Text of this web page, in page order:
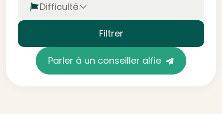
Difficulté
Filtrer
Parler à un conseiller alfie